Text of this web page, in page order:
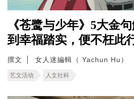
《苍鹭与少年》5大金
到幸福踏实，便不枉此
撰文 女人迷編輯（ Yachun Hu）
艺文活动 人文社科